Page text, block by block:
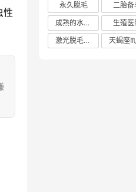
性
永久脱毛
二胎备
成熟的水蜜桃
生殖医
激光脱毛价格